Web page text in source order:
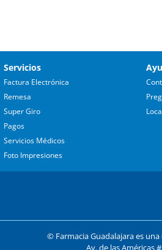
Servicios
Factura Electrónica
Remesa
Super Giro
Pagos
Servicios Médicos
Foto Impresiones
© Farmacia Guadalajara es
Av. de las Américas